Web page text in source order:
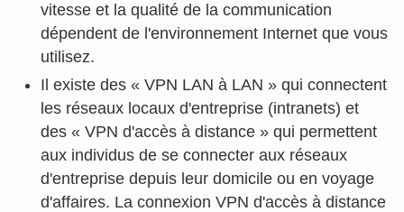
vitesse et la qualité de la communication
dépendent de l'environnement Internet que vous
utilisez.
Il existe des « VPN LAN à LAN » qui connectent
les réseaux locaux d'entreprise (intranets) et
des « VPN d'accès à distance » qui permettent
aux individus de se connecter aux réseaux
d'entreprise depuis leur domicile ou en voyage
d'affaires. La connexion VPN d'accès à distance